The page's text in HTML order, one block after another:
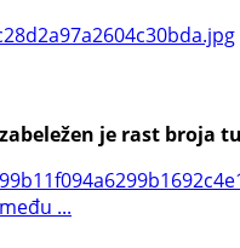
je rast
...